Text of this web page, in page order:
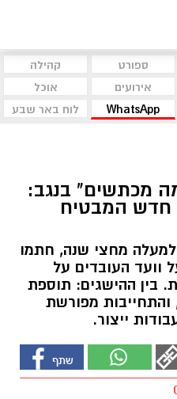
ספורט
קהילה
אירועים
אוכל
WhatsApp לוח באר שבע
מכתשים" בנגב:
חדש המבטיח
מחצי שנה, חתמו
וועד העובדים על
בין ההישגים: תוספת
והתחייבות מפורשת
ייצור.